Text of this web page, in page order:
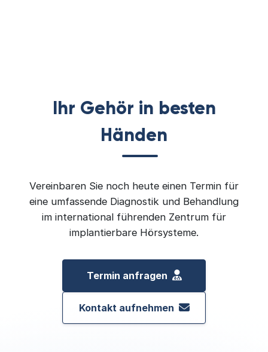
Ihr Gehör in besten
Händen
Vereinbaren Sie noch heute einen Termin für
eine umfassende Diagnostik und Behandlung
im international führenden Zentrum für
implantierbare Hörsysteme.
Termin anfragen
Kontakt aufnehmen